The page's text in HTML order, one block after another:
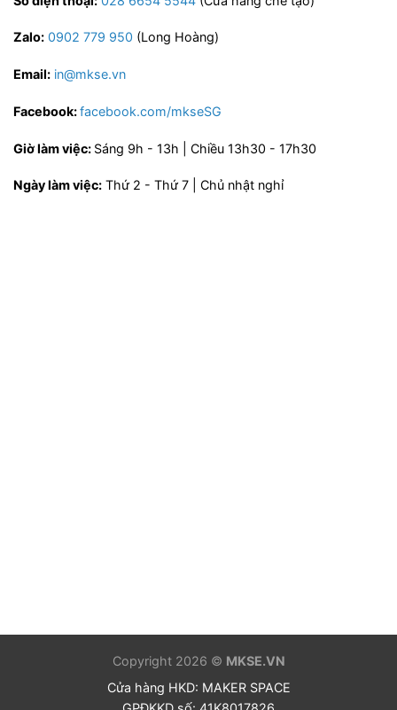
Zalo: 0902 779 950 (Long Hoàng)
Email: in@mkse.vn
Facebook:facebook.com/mkseSG
Giờ làm việc: Sáng 9h - 13h | Chiều 13h30 - 17h30
Ngày làm việc: Thứ 2 - Thứ 7 | Chủ nhật nghỉ
Copyright 2026 © MKSE.VN
Cửa hàng HKD: MAKER SPACE